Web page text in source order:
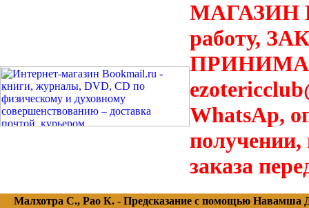
МАГАЗИН
работу,
WhatsAp,
получении,
заказа
Малхотра С., Рао К. - Предсказание с помощью Навамша